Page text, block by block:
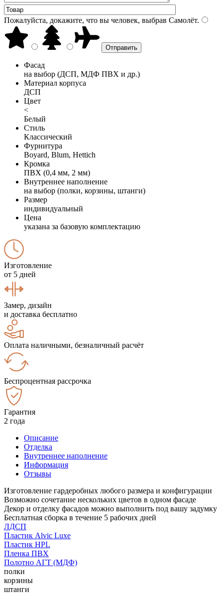
Пожалуйста, докажите, что вы человек, выбрав Самолёт.
Фасад
на выбор (ДСП, МДФ ПВХ и др.)
Материал корпуса
ДСП
Цвет
<
Белый
Стиль
Классический
Фурнитура
Boyard, Blum, Hettich
Кромка
ПВХ (0,4 мм, 2 мм)
Внутреннее наполнение
на выбор (полки, корзины, штанги)
Размер
индивидуальный
Цена
указана за базовую комплектацию
Изготовление
от 5 дней
Замер, дизайн
и доставка бесплатно
Оплата наличными, безналичный расчёт
Беспроцентная рассрочка
Гарантия
2 года
Описание
Отделка
Внутреннее наполнение
Информация
Отзывы
Изготовление гардеробных любого размера и конфигурации
Возможно сочетание нескольких цветов в одном фасаде
Декор и отделку фасадов можно выполнить под вашу задумку
Бесплатная сборка в течение 5 рабочих дней
ЛДСП
Пластик Alvic Luxe
Пластик HPL
Пленка ПВХ
Полотно АГТ (МДФ)
полки
корзины
штанги